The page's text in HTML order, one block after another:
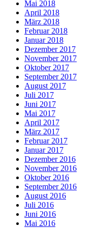
Mai 2018
April 2018
März 2018
Februar 2018
Januar 2018
Dezember 2017
November 2017
Oktober 2017
September 2017
August 2017
Juli 2017
Juni 2017
Mai 2017
April 2017
März 2017
Februar 2017
Januar 2017
Dezember 2016
November 2016
Oktober 2016
September 2016
August 2016
Juli 2016
Juni 2016
Mai 2016